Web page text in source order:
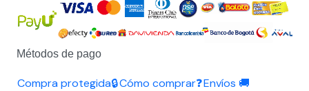
Métodos de pago
Compra protegida🔒Cómo comprar❓Envíos 🚚